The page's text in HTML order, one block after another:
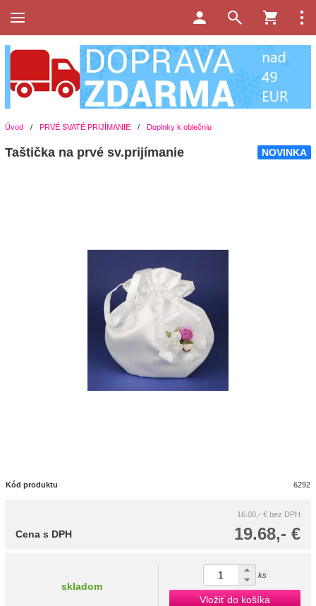
Úvod / PRVÉ SVATÉ PRIJÍMANIE / Doplnky k oblečniu
NOVINKA
Taštička na prvé sv.prijímanie
Kód produktu 6292
16.00,- € bez DPH
19.68,- €
Cena s DPH
skladom
ks
Vložiť do košíka